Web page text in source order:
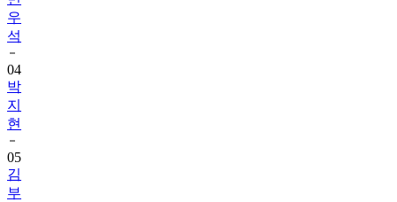
우
석
04
박
지
현
05
김
부